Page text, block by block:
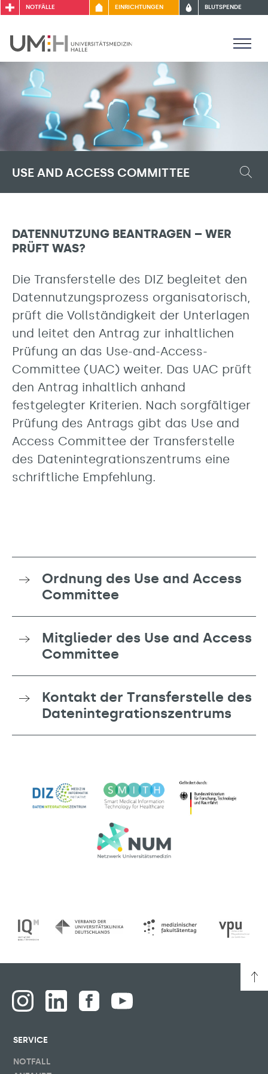
NOTFÄLLE EINRICHTUNGEN BLUTSPENDE
USE AND ACCESS COMMITTEE
DATENNUTZUNG BEANTRAGEN – WER
PRÜFT WAS?
Die Transferstelle des DIZ begleitet den
Datennutzungsprozess organisatorisch,
prüft die Vollständigkeit der Unterlagen
und leitet den Antrag zur inhaltlichen
Prüfung an das Use-and-Access-
Committee (UAC) weiter. Das UAC prüft
den Antrag inhaltlich anhand
festgelegter Kriterien. Nach sorgfältiger
Prüfung des Antrags gibt das Use and
Access Committee der Transferstelle
des Datenintegrationszentrums eine
schriftliche Empfehlung.
Ordnung des Use and Access
Committee
Mitglieder des Use and Access
Committee
Kontakt der Transferstelle des
Datenintegrationszentrums
SERVICE
NOTFALL